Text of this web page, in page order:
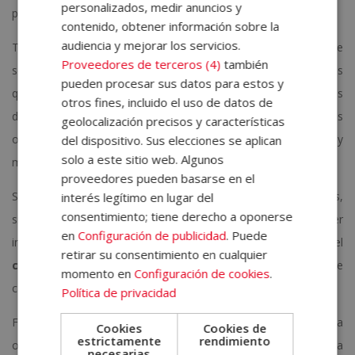
planificación de competencias, preguntas abiertas, etc.
Tanto el coaching como el counseling tratan con personas que
se consideran “sanas” mental y físicamente. Es decir, los clientes
que acuden a estas sesiones son conscientes de que sus
dificultades no son patológicas, sino que radican en problemas
o conflictos cotidianos, y creen en su capacidad de crecer y
mejorar su bienestar.
Sin embargo, estas dos disciplinas no comparten orígenes,
siendo el delcounsellingla necesidad de resolver
insatisfacciones o conductas disfuncionales. En cambio, el
coaching
nació de la necesidad de optimizar el potencial de
cada persona.
Finalmente, cabe destacar que el mientras el coaching necesita
objetivos concretos, el counseling no los necesita, pues se basa
personalizados, medir anuncios y
contenido, obtener información sobre la
audiencia y mejorar los servicios.
Proveedores de terceros (4) también
pueden procesar sus datos para estos y
otros fines, incluido el uso de datos de
geolocalización precisos y características
del dispositivo. Sus elecciones se aplican
solo a este sitio web. Algunos
proveedores pueden basarse en el
interés legítimo en lugar del
consentimiento; tiene derecho a oponerse
enConfiguración de publicidad. Puede
retirar su consentimiento en cualquier
momento enConfiguración de cookies.
Política de privacidad
Cookies
estrictamente
Cookies de
rendimiento